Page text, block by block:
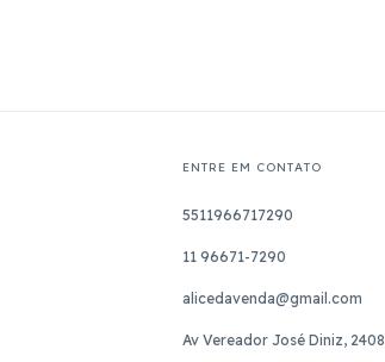
ENTRE EM CONTATO
5511966717290
11 96671-7290
alicedavenda@gmail.com
Av Vereador José Diniz, 2408